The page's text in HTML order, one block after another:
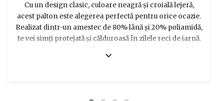
Cu un design clasic, culoare neagră și croială lejeră,
acest palton este alegerea perfectă pentru orice ocazie.
Realizat dintr-un amestec de 80% lână și 20% poliamidă,
te vei simți protejată și călduroasă în zilele reci de iarnă.
Cu guler cu revere și buzunare laterale, acest model